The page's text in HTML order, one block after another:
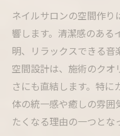
ネイルサロンの空間作
響します。清潔感のある
明、リラックスできる音
空間設計は、施術のクオ
さにも直結します。特に
体の統一感や癒しの雰囲
たくなる理由の一つとな